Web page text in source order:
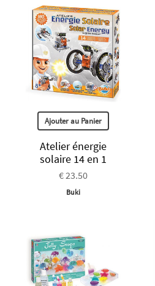
Ajouter au Panier
Atelier énergie
solaire 14 en 1
€ 23.50
Buki